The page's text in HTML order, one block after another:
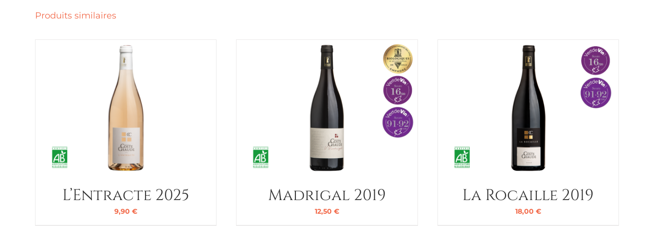
Produits similaires
L’Entracte 2025
9,90 €
Madrigal 2019
12,50 €
La Rocaille 2019
18,00 €